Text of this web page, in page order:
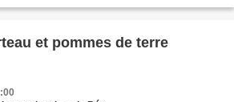
et pommes de terre